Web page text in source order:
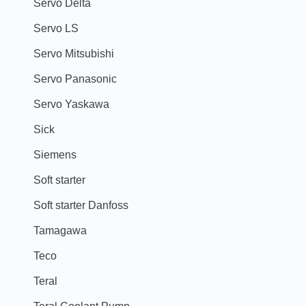
Servo Delta
Servo LS
Servo Mitsubishi
Servo Panasonic
Servo Yaskawa
Sick
Siemens
Soft starter
Soft starter Danfoss
Tamagawa
Teco
Teral